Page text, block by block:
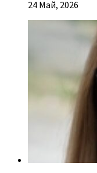
24 Май, 2026